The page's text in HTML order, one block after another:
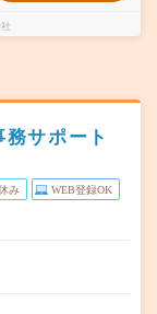
サポート
み WEB登録OK